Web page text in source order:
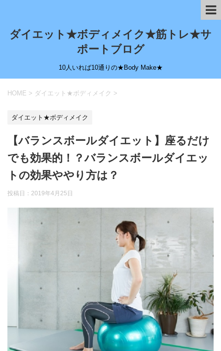
ダイエット★ボディメイク★筋トレ★サ
ポートブログ
10人いれば10通りの★Body Make★
HOME > ダイエット★ボディメイク >
ダイエット★ボディメイク
【バランスボールダイエット】座るだけ
でも効果的！？バランスボールダイエッ
トの効果ややり方は？
投稿日： 2019年4月25日